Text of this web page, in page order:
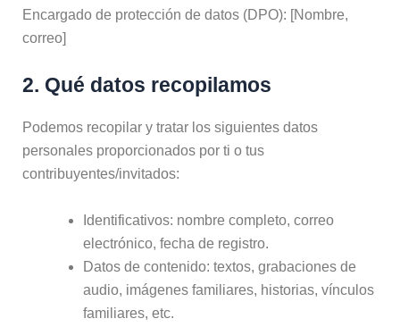
Encargado de protección de datos (DPO): [Nombre,
correo]
2. Qué datos recopilamos
Podemos recopilar y tratar los siguientes datos
personales proporcionados por ti o tus
contribuyentes/invitados:
Identificativos: nombre completo, correo
electrónico, fecha de registro.
Datos de contenido: textos, grabaciones de
audio, imágenes familiares, historias, vínculos
familiares, etc.